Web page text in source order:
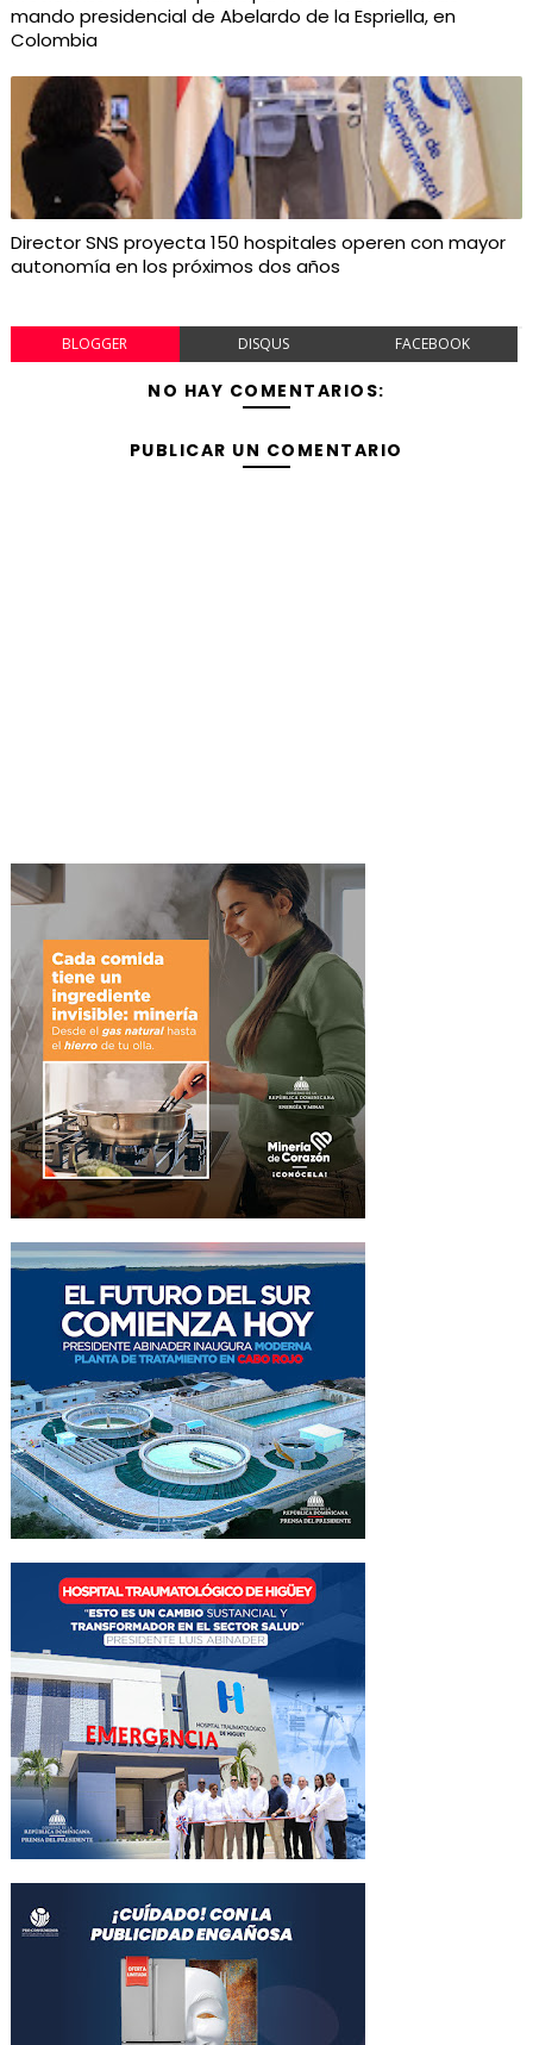
mando presidencial de Abelardo de la Espriella, en
Colombia
Director SNS proyecta 150 hospitales operen con mayor
autonomía en los próximos dos años
BLOGGER DISQUS FACEBOOK
NO HAY COMENTARIOS:
PUBLICAR UN COMENTARIO